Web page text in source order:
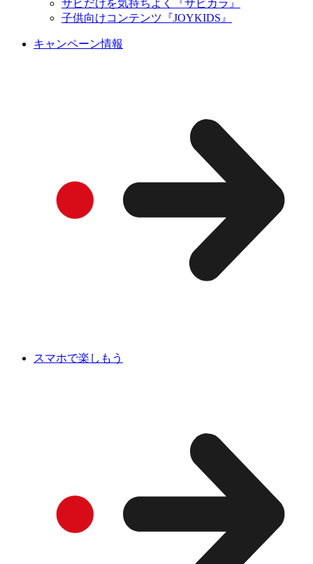
サビだけを気持ちよく『サビカラ』
子供向けコンテンツ『JOYKIDS』
キャンペーン情報
スマホで楽しもう